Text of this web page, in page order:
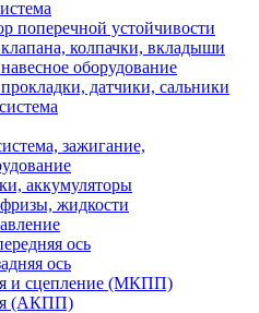
поперечной устойчивости
колпачки, вкладыши
оборудование
датчики, сальники
зажигание,
аккумуляторы
жидкости
ось
ось
и сцепление (МКПП)
(АКПП)